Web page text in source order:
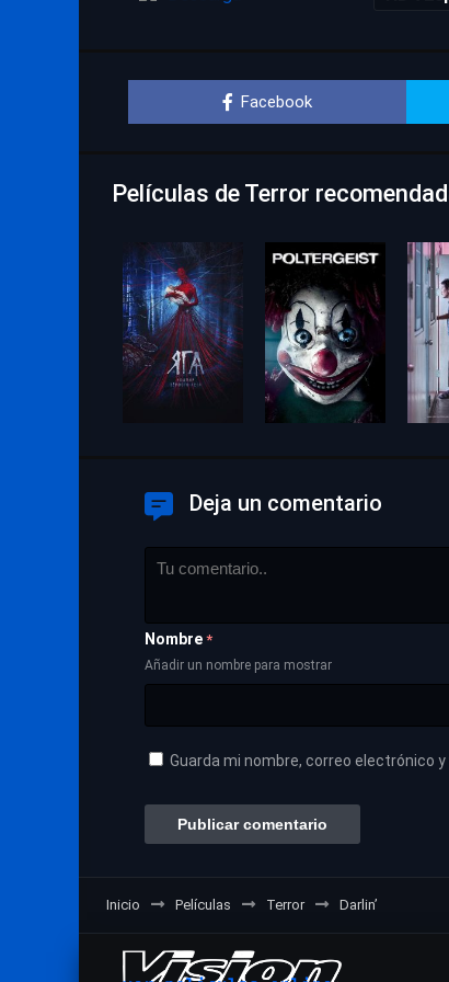
Facebook
Películas de Terror
Deja un comentario
Nombre *
Añadir un nombre para mostrar
Guarda mi nombre, correo electrónico
Inicio Películas Terror Darlin’